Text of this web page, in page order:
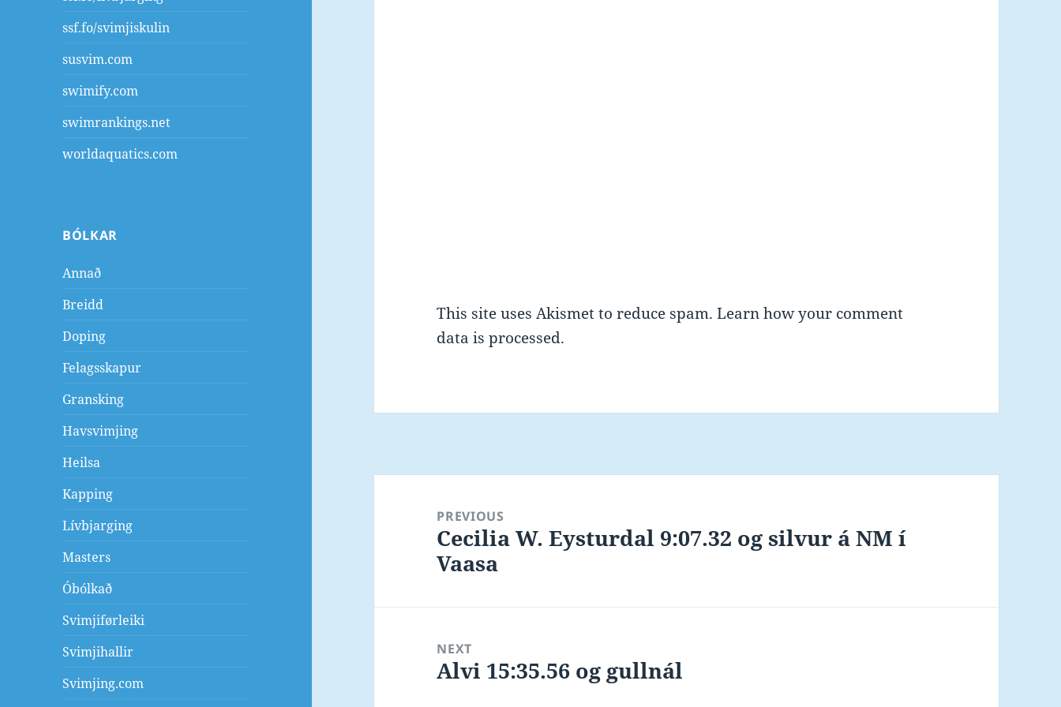
ssf.fo/svimjiskulin
susvim.com
swimify.com
swimrankings.net
worldaquatics.com
BÓLKAR
Annað
Breidd
Doping
Felagsskapur
Gransking
Havsvimjing
Heilsa
Kapping
Lívbjarging
Masters
Óbólkað
Svimjiførleiki
Svimjihallir
Svimjing.com
This site uses Akismet to reduce spam.Learn how your comment
data is processed.
navigationPREVIOUS
Previous
post:
Cecilia W. Eysturdal 9:07.32 og silvur á NM í
Vaasa
NEXT
Next
Alvi 15:35.56 og gullnál